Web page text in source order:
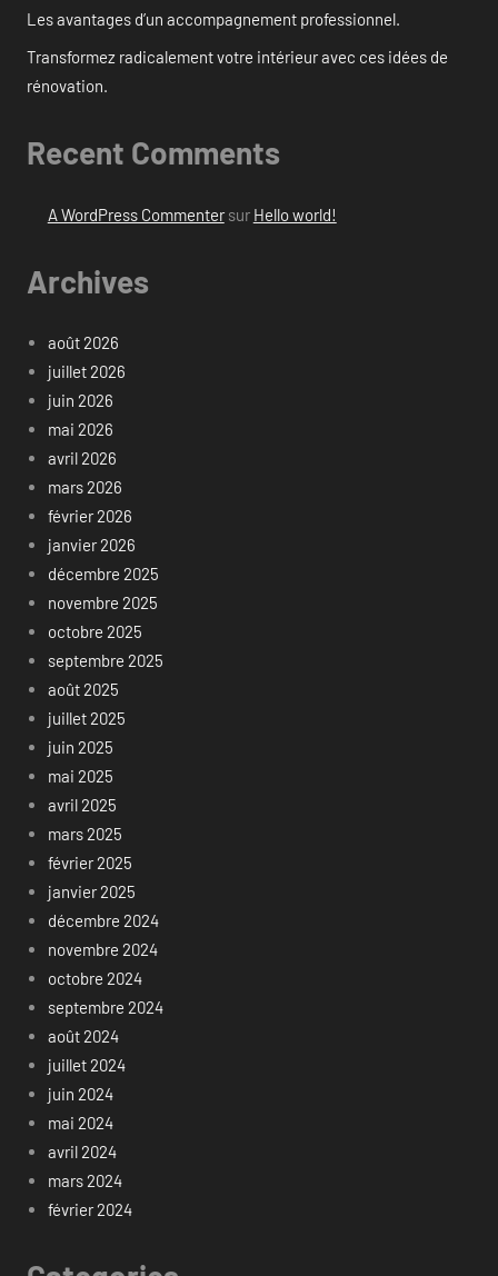
Les avantages d’un accompagnement professionnel.
Transformez radicalement votre intérieur avec ces idées de
rénovation.
Recent Comments
A WordPress Commentersur Hello world!
Archives
août 2026
juillet 2026
juin 2026
mai 2026
avril 2026
mars 2026
février 2026
janvier 2026
décembre 2025
novembre 2025
octobre 2025
septembre 2025
août 2025
juillet 2025
juin 2025
mai 2025
avril 2025
mars 2025
février 2025
janvier 2025
décembre 2024
novembre 2024
octobre 2024
septembre 2024
août 2024
juillet 2024
juin 2024
mai 2024
avril 2024
mars 2024
février 2024